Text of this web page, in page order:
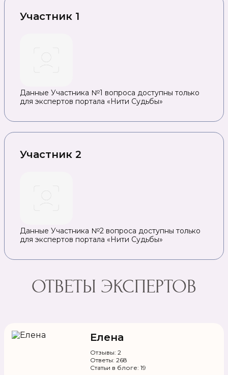
Участник 1
Данные Участника №1 вопроса доступны только
для экспертов портала «Нити Судьбы»
Участник 2
Данные Участника №2 вопроса доступны только
для экспертов портала «Нити Судьбы»
ОТВЕТЫ ЭКСПЕРТОВ
Елена
Отзывы: 2
Ответы: 268
Статьи в блоге: 19